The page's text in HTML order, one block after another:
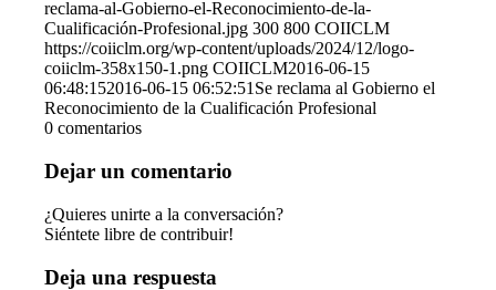
reclama-al-Gobierno-el-Reconocimiento-de-la-
Cualificación-Profesional.jpg 300 800 COIICLM
https://coiiclm.org/wp-content/uploads/2024/12/logo-
coiiclm-358x150-1.png COIICLM2016-06-15
06:48:152016-06-15 06:52:51Se reclama al Gobierno el
Reconocimiento de la Cualificación Profesional
0 comentarios
Dejar un comentario
¿Quieres unirte a la conversación?
Siéntete libre de contribuir!
Deja una respuesta